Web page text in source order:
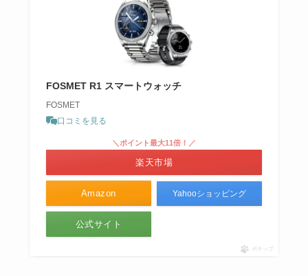
FOSMET R1 スマートウォッチ
FOSMET
口コミを見る
Amazon
＼ポイント最大11倍！／
楽天市場
Yahooショッピング
公式サイト
ポチップ